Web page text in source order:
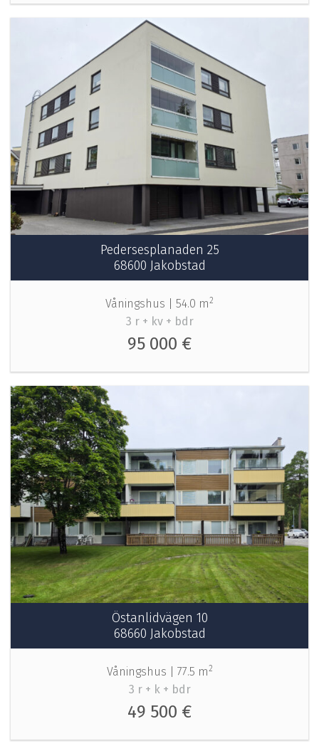
Pedersesplanaden 25
68600 Jakobstad
Våningshus | 54.0 m2
3 r + kv + bdr
95 000 €
Östanlidvägen 10
68660 Jakobstad
Våningshus | 77.5 m2
3 r + k + bdr
49 500 €